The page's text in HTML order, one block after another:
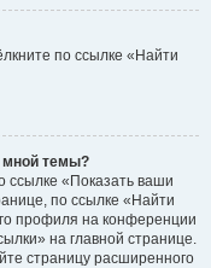
по ссылке «Найти
мной темы?
ссылке «Показать ваши
по ссылке «Найти
профиля на конференции
на главной странице.
страницу расширенного